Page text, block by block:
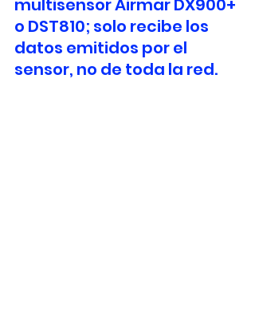
multisensor Airmar DX900+
o DST810; solo recibe los
datos emitidos por el
sensor, no de toda la red.